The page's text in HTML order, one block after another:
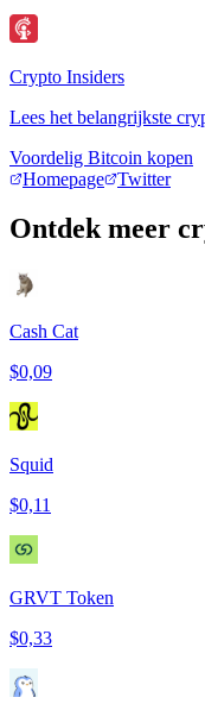
Crypto Insiders
Lees het belangrijkste
Voordelig Bitcoin kopen
Homepage
Twitter
Ontdek meer
Cash Cat
$0,09
Squid
$0,11
GRVT Token
$0,33